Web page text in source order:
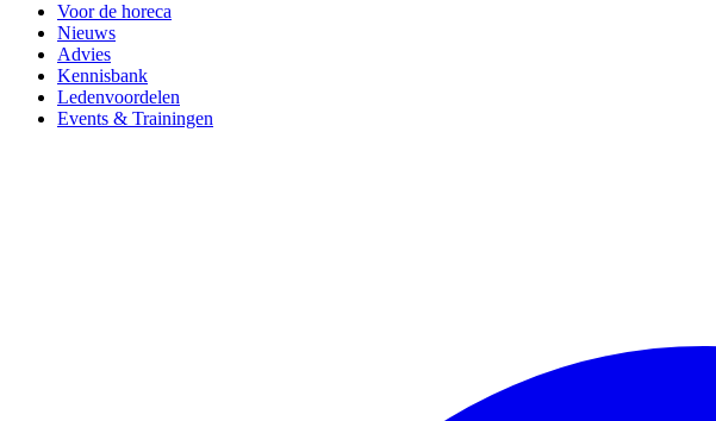
Voor de horeca
Nieuws
Advies
Kennisbank
Ledenvoordelen
Events & Trainingen